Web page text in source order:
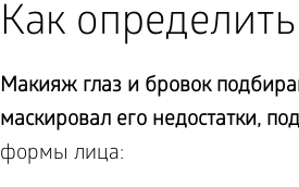
Как
Макияж глаз и бровок
маскировал его недостатки,
формы лица: